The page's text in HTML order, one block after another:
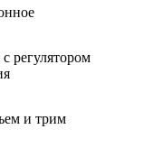
регулятором
и трим